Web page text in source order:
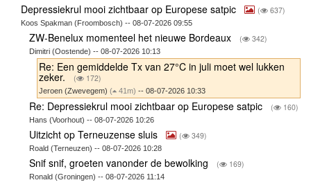
Depressiekrul mooi zichtbaar op Europese satpic ( 637)
Koos Spakman (Froombosch) -- 08-07-2026 09:55
ZW-Benelux momenteel het nieuwe Bordeaux ( 342)
Dimitri (Oostende) -- 08-07-2026 10:13
Re: Een gemiddelde Tx van 27°C in juli moet wel lukken
zeker. ( 172)
Jeroen (Zwevegem) ( 41m) -- 08-07-2026 10:33
Re: Depressiekrul mooi zichtbaar op Europese satpic ( 160)
Hans (Voorhout) -- 08-07-2026 10:26
Uitzicht op Terneuzense sluis ( 349)
Roald (Terneuzen) -- 08-07-2026 10:28
Snif snif, groeten vanonder de bewolking ( 169)
Ronald (Groningen) -- 08-07-2026 11:14